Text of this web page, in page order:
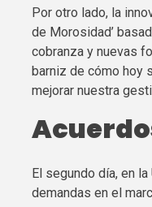
Por otro lado, la
de Morosidad’
cobranza y nuevas
barniz de cómo hoy
mejorar nuestra
El segundo día, en
demandas en el